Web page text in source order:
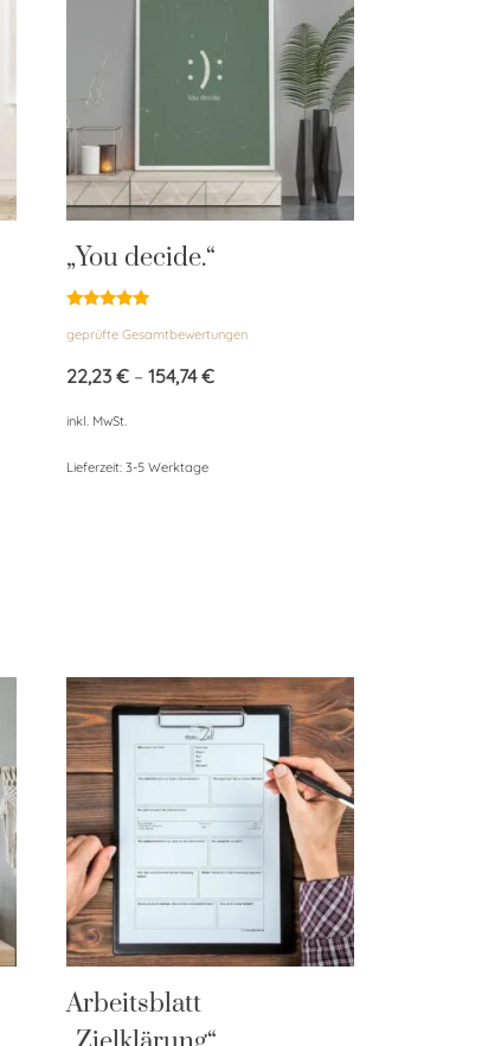
„You decide.“
mit
von 5
geprüfte Gesamtbewertungen
22,23 €– 154,74€
inkl. MwSt.
Lieferzeit: 3-5 Werktage
Arbeitsblatt